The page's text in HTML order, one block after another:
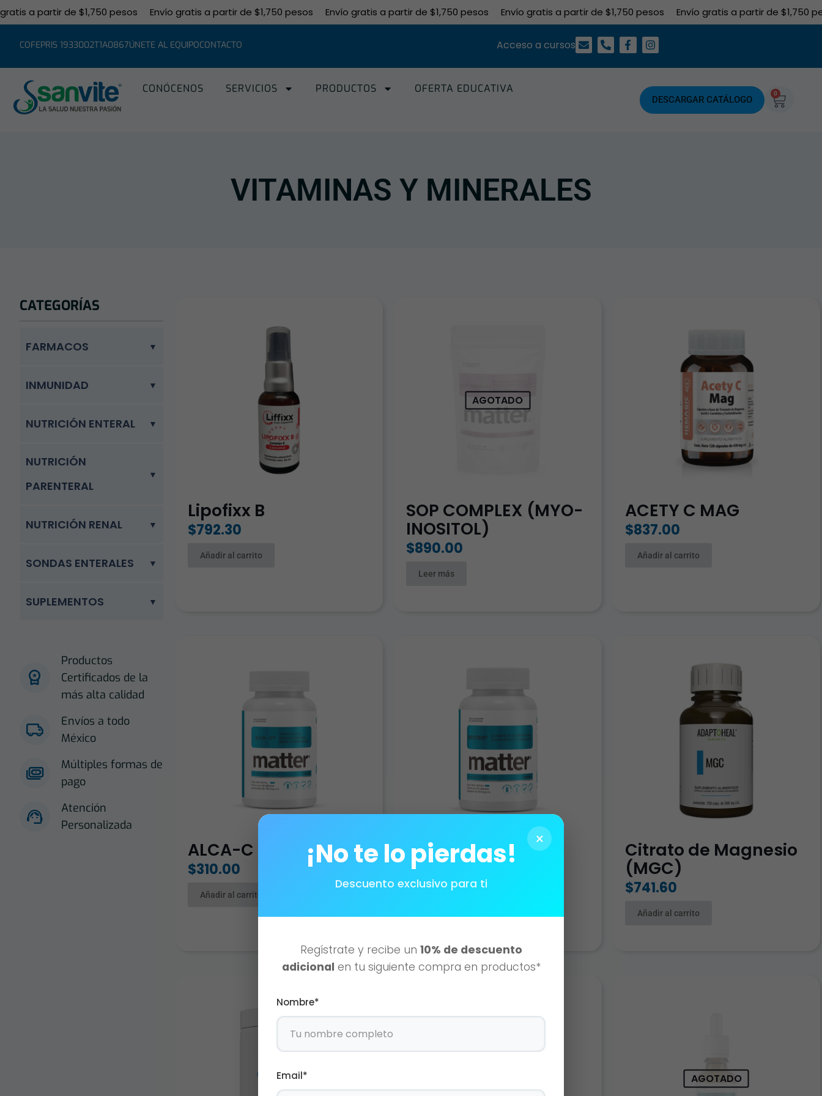
a partir de $1,750 pesos Envío gratis a partir de $1,750 pesos Envío gratis a partir de $1,750 pesos Envío gratis a partir de $1,750 pesos Envío gratis a partir de $1,750
COFEPRIS 1933002T1A0867ÚNETE AL EQUIPOCONTACTO Acceso a cursos
CONÓCENOS SERVICIOS PRODUCTOS OFERTA EDUCATIVA
DESCARGAR CATÁLOGO
0
VITAMINAS Y MINERALES
CATEGORÍAS
FARMACOS
INMUNIDAD
NUTRICIÓN ENTERAL
NUTRICIÓN
PARENTERAL
NUTRICIÓN RENAL
SONDAS ENTERALES
SUPLEMENTOS
Productos
Certificados de la
más alta calidad
Envíos a todo
México
Múltiples formas de
pago
Atención
Personalizada
Lipofixx B
$792.30
Añadir al carrito
AGOTADO
SOP COMPLEX (MYO-
INOSITOL)
$890.00
Leer más
ACETY C MAG
$837.00
Añadir al carrito
ALCA-C
$310.00
Añadir al carrito
BESTIES
$469.00
Citrato de Magnesio
(MGC)
$741.60
Añadir al carrito
AGOTADO
×
¡No te lo pierdas!
Descuento exclusivo para ti
Regístrate y recibe un 10% de descuento
adicional en tu siguiente compra en productos*
Nombre*
Email*